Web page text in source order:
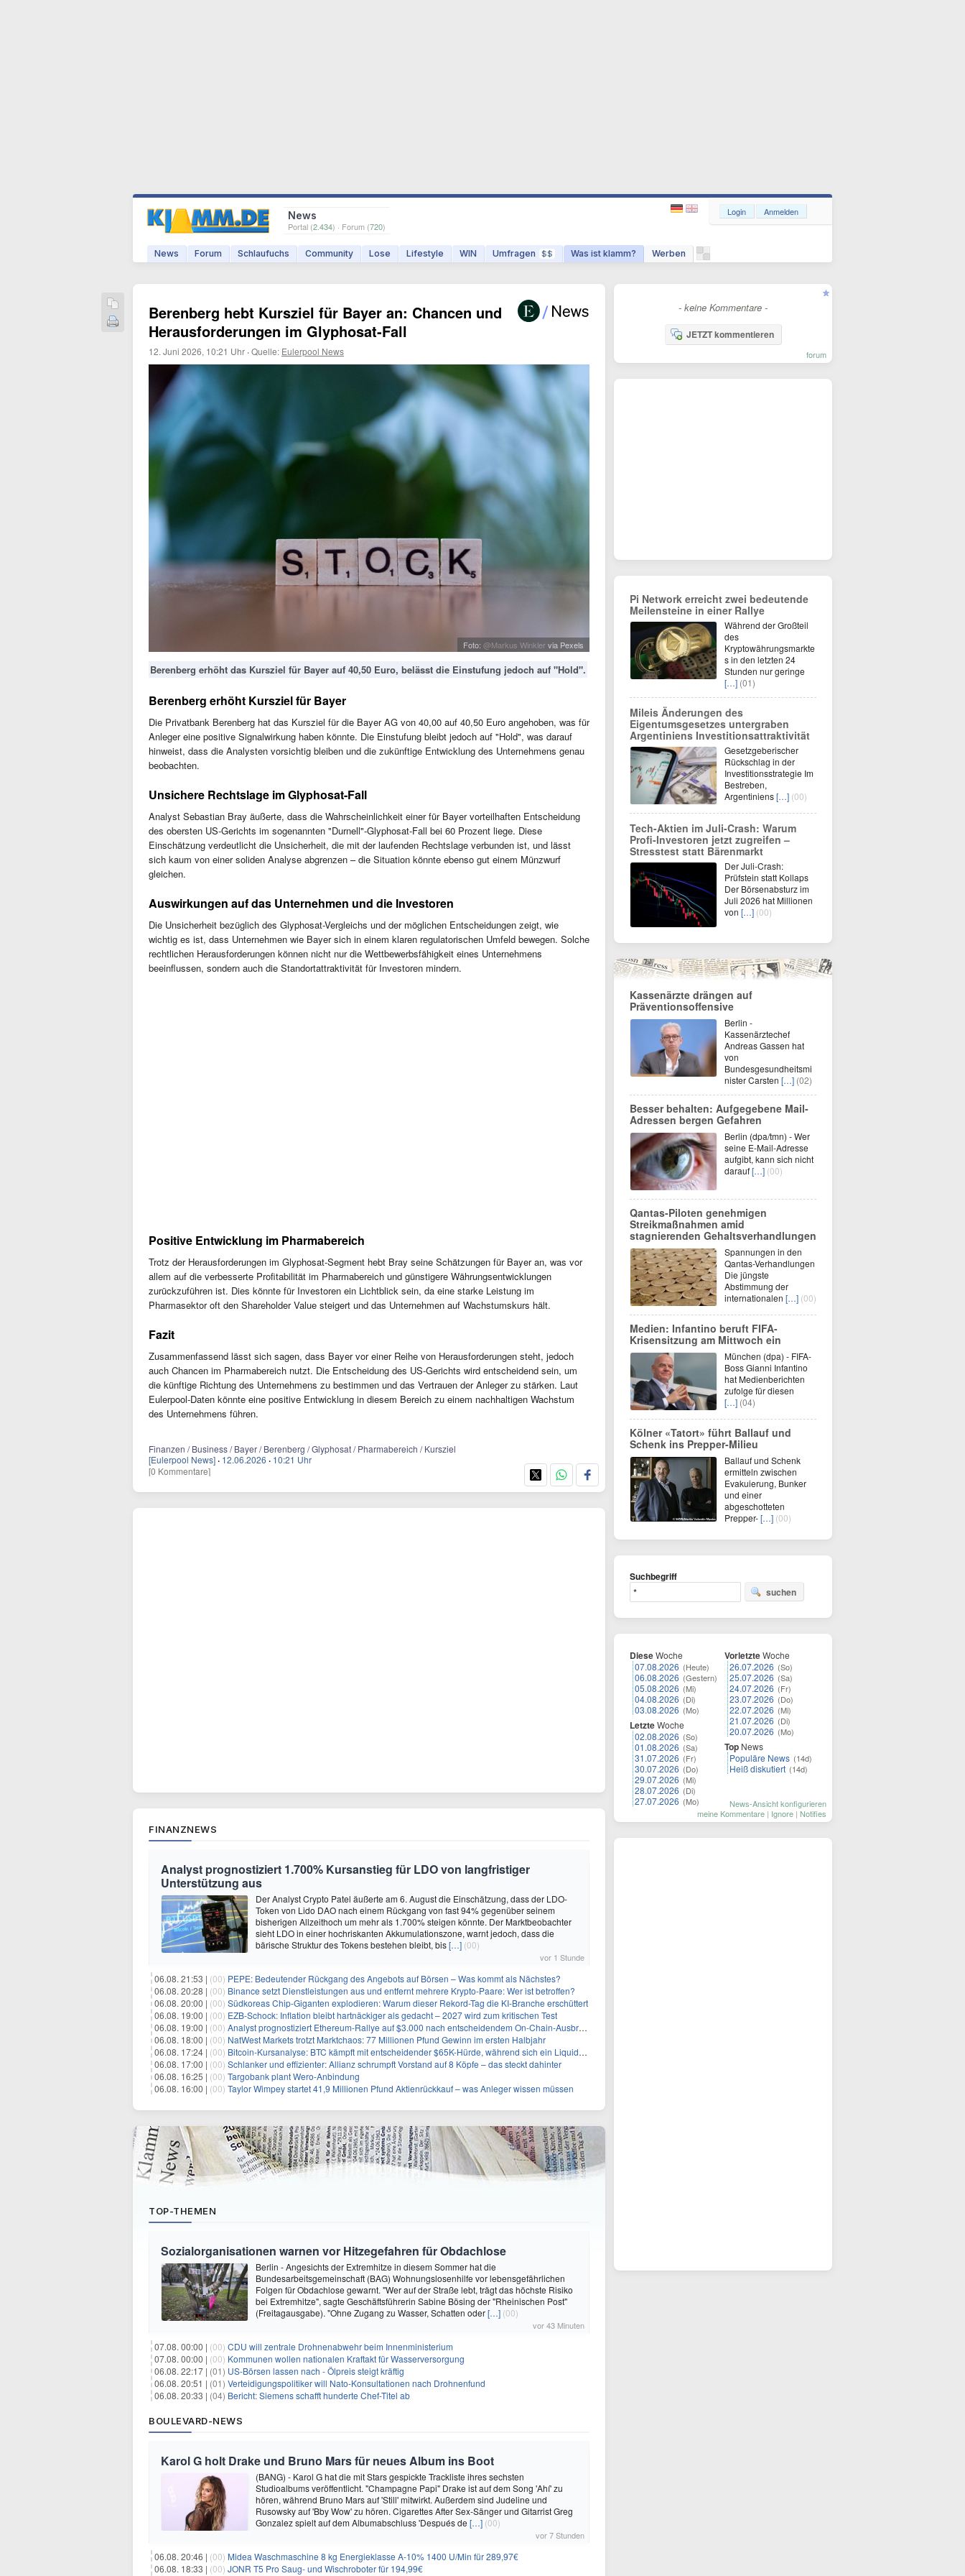
News
Portal (2.434) · Forum (720)
News Forum Schlaufuchs Community Lose Lifestyle WIN Umfragen $$ Was ist klamm? Werben
Login Anmelden
Berenberg hebt Kursziel für Bayer an: Chancen und
Herausforderungen im Glyphosat-Fall
12. Juni 2026, 10:21 Uhr ·Quelle: Eulerpool News
Foto: @Markus Winkler via Pexels
Berenberg erhöht das Kursziel für Bayer auf 40,50 Euro, belässt die Einstufung jedoch auf "Hold".
Berenberg erhöht Kursziel für Bayer
Die Privatbank Berenberg hat das Kursziel für die Bayer AG von 40,00 auf 40,50 Euro angehoben, was für
Anleger eine positive Signalwirkung haben könnte. Die Einstufung bleibt jedoch auf "Hold", was darauf
hinweist, dass die Analysten vorsichtig bleiben und die zukünftige Entwicklung des Unternehmens genau
beobachten.
Unsichere Rechtslage im Glyphosat-Fall
Analyst Sebastian Bray äußerte, dass die Wahrscheinlichkeit einer für Bayer vorteilhaften Entscheidung
des obersten US-Gerichts im sogenannten "Durnell"-Glyphosat-Fall bei 60 Prozent liege. Diese
Einschätzung verdeutlicht die Unsicherheit, die mit der laufenden Rechtslage verbunden ist, und lässt
sich kaum von einer soliden Analyse abgrenzen – die Situation könnte ebenso gut einem Münzwurf
gleichen.
Auswirkungen auf das Unternehmen und die Investoren
Die Unsicherheit bezüglich des Glyphosat-Vergleichs und der möglichen Entscheidungen zeigt, wie
wichtig es ist, dass Unternehmen wie Bayer sich in einem klaren regulatorischen Umfeld bewegen. Solche
rechtlichen Herausforderungen können nicht nur die Wettbewerbsfähigkeit eines Unternehmens
beeinflussen, sondern auch die Standortattraktivität für Investoren mindern.
Positive Entwicklung im Pharmabereich
Trotz der Herausforderungen im Glyphosat-Segment hebt Bray seine Schätzungen für Bayer an, was vor
allem auf die verbesserte Profitabilität im Pharmabereich und günstigere Währungsentwicklungen
zurückzuführen ist. Dies könnte für Investoren ein Lichtblick sein, da eine starke Leistung im
Pharmasektor oft den Shareholder Value steigert und das Unternehmen auf Wachstumskurs hält.
Fazit
Zusammenfassend lässt sich sagen, dass Bayer vor einer Reihe von Herausforderungen steht, jedoch
auch Chancen im Pharmabereich nutzt. Die Entscheidung des US-Gerichts wird entscheidend sein, um
die künftige Richtung des Unternehmens zu bestimmen und das Vertrauen der Anleger zu stärken. Laut
Eulerpool-Daten könnte eine positive Entwicklung in diesem Bereich zu einem nachhaltigen Wachstum
des Unternehmens führen.
Finanzen / Business / Bayer / Berenberg / Glyphosat / Pharmabereich / Kursziel
[Eulerpool News] · 12.06.2026 · 10:21 Uhr
[0 Kommentare]
FINANZNEWS
Analyst prognostiziert 1.700% Kursanstieg für LDO von langfristiger
Unterstützung aus
Der Analyst Crypto Patel äußerte am 6. August die Einschätzung, dass der LDO-
Token von Lido DAO nach einem Rückgang von fast 94% gegenüber seinem
bisherigen Allzeithoch um mehr als 1.700% steigen könnte. Der Marktbeobachter
sieht LDO in einer hochriskanten Akkumulationszone, warnt jedoch, dass die
bärische Struktur des Tokens bestehen bleibt, bis[…] (00)
vor 1 Stunde
06.08. 21:53 | (00) PEPE: Bedeutender Rückgang des Angebots auf Börsen – Was kommt als Nächstes?
06.08. 20:28 | (00) Binance setzt Dienstleistungen aus und entfernt mehrere Krypto-Paare: Wer ist betroffen?
06.08. 20:00 | (00) Südkoreas Chip-Giganten explodieren: Warum dieser Rekord-Tag die KI-Branche erschüttert
06.08. 19:00 | (00) EZB-Schock: Inflation bleibt hartnäckiger als gedacht – 2027 wird zum kritischen Test
06.08. 19:00 | (00) Analyst prognostiziert Ethereum-Rallye auf $3.000 nach entscheidendem On-Chain-Ausbruch
06.08. 18:00 | (00) NatWest Markets trotzt Marktchaos: 77 Millionen Pfund Gewinn im ersten Halbjahr
06.08. 17:24 | (00) Bitcoin-Kursanalyse: BTC kämpft mit entscheidender $65K-Hürde, während sich ein Liquidationscluster aufbaut
06.08. 17:00 | (00) Schlanker und effizienter: Allianz schrumpft Vorstand auf 8 Köpfe – das steckt dahinter
06.08. 16:25 | (00) Targobank plant Wero-Anbindung
06.08. 16:00 | (00) Taylor Wimpey startet 41,9 Millionen Pfund Aktienrückkauf – was Anleger wissen müssen
TOP-THEMEN
Sozialorganisationen warnen vor Hitzegefahren für Obdachlose
Berlin - Angesichts der Extremhitze in diesem Sommer hat die
Bundesarbeitsgemeinschaft (BAG) Wohnungslosenhilfe vor lebensgefährlichen
Folgen für Obdachlose gewarnt. "Wer auf der Straße lebt, trägt das höchste Risiko
bei Extremhitze", sagte Geschäftsführerin Sabine Bösing der "Rheinischen Post"
(Freitagausgabe). "Ohne Zugang zu Wasser, Schatten oder[…] (00)
vor 43 Minuten
07.08. 00:00 | (00) CDU will zentrale Drohnenabwehr beim Innenministerium
07.08. 00:00 | (00) Kommunen wollen nationalen Kraftakt für Wasserversorgung
06.08. 22:17 | (01) US-Börsen lassen nach - Ölpreis steigt kräftig
06.08. 20:51 | (01) Verteidigungspolitiker will Nato-Konsultationen nach Drohnenfund
06.08. 20:33 | (04) Bericht: Siemens schafft hunderte Chef-Titel ab
BOULEVARD-NEWS
Karol G holt Drake und Bruno Mars für neues Album ins Boot
(BANG) - Karol G hat die mit Stars gespickte Trackliste ihres sechsten
Studioalbums veröffentlicht. "Champagne Papi" Drake ist auf dem Song 'Ahí' zu
hören, während Bruno Mars auf 'Still' mitwirkt. Außerdem sind Judeline und
Rusowsky auf 'Bby Wow' zu hören. Cigarettes After Sex-Sänger und Gitarrist Greg
Gonzalez spielt auf dem Albumabschluss 'Después de […] (00)
vor 7 Stunden
06.08. 20:46 | (00) Midea Waschmaschine 8 kg Energieklasse A-10% 1400 U/Min für 289,97€
06.08. 18:33 | (00) JONR T5 Pro Saug- und Wischroboter für 194,99€
- keine Kommentare -
JETZT kommentieren
forum
Pi Network erreicht zwei bedeutende
Meilensteine in einer Rallye
Während der Großteil
des
Kryptowährungsmarkte
s in den letzten 24
Stunden nur geringe
[…] (01)
Mileis Änderungen des
Eigentumsgesetzes untergraben
Argentiniens Investitionsattraktivität
Gesetzgeberischer
Rückschlag in der
Investitionsstrategie Im
Bestreben,
Argentiniens[…] (00)
Tech-Aktien im Juli-Crash: Warum
Profi-Investoren jetzt zugreifen –
Stresstest statt Bärenmarkt
Der Juli-Crash:
Prüfstein statt Kollaps
Der Börsenabsturz im
Juli 2026 hat Millionen
von […] (00)
Kassenärzte drängen auf
Präventionsoffensive
Berlin -
Kassenärztechef
Andreas Gassen hat
von
Bundesgesundheitsmi
nister Carsten […] (02)
Besser behalten: Aufgegebene Mail-
Adressen bergen Gefahren
Berlin (dpa/tmn) - Wer
seine E-Mail-Adresse
aufgibt, kann sich nicht
darauf[…] (00)
Qantas-Piloten genehmigen
Streikmaßnahmen amid
stagnierenden Gehaltsverhandlungen
Spannungen in den
Qantas-Verhandlungen
Die jüngste
Abstimmung der
internationalen […] (00)
Medien: Infantino beruft FIFA-
Krisensitzung am Mittwoch ein
München (dpa) - FIFA-
Boss Gianni Infantino
hat Medienberichten
zufolge für diesen
[…] (04)
Kölner «Tatort» führt Ballauf und
Schenk ins Prepper-Milieu
Ballauf und Schenk
ermitteln zwischen
Evakuierung, Bunker
und einer
abgeschotteten
Prepper-[…] (00)
Suchbegriff
suchen
DieseWoche
07.08.2026 (Heute)
06.08.2026 (Gestern)
05.08.2026 (Mi)
04.08.2026 (Di)
03.08.2026 (Mo)
LetzteWoche
02.08.2026 (So)
01.08.2026 (Sa)
31.07.2026 (Fr)
30.07.2026 (Do)
29.07.2026 (Mi)
28.07.2026 (Di)
27.07.2026 (Mo)
VorletzteWoche
26.07.2026 (So)
25.07.2026 (Sa)
24.07.2026 (Fr)
23.07.2026 (Do)
22.07.2026 (Mi)
21.07.2026 (Di)
20.07.2026 (Mo)
Top News
Populäre News (14d)
Heiß diskutiert (14d)
News-Ansicht konfigurieren
meine Kommentare | Ignore | Notifies